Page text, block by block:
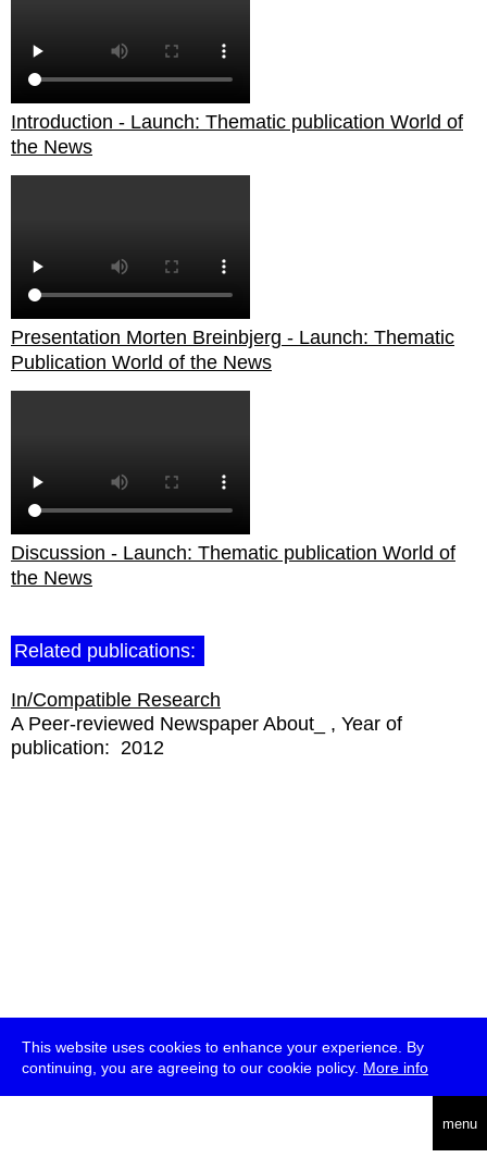
This website uses cookies to enhance your experience. By
continuing, you are agreeing to our cookie policy. More info
menu
Introduction - Launch: Thematic publication World of
the News
Presentation Morten Breinbjerg - Launch: Thematic
Publication World of the News
Discussion - Launch: Thematic publication World of
the News
Related publications:
In/Compatible Research
A Peer-reviewed Newspaper About_
Year of
publication: 2012